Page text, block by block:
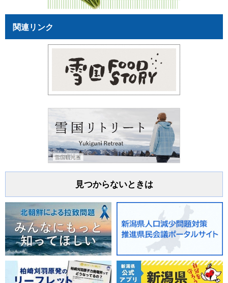
関連リンク
見つからないときは